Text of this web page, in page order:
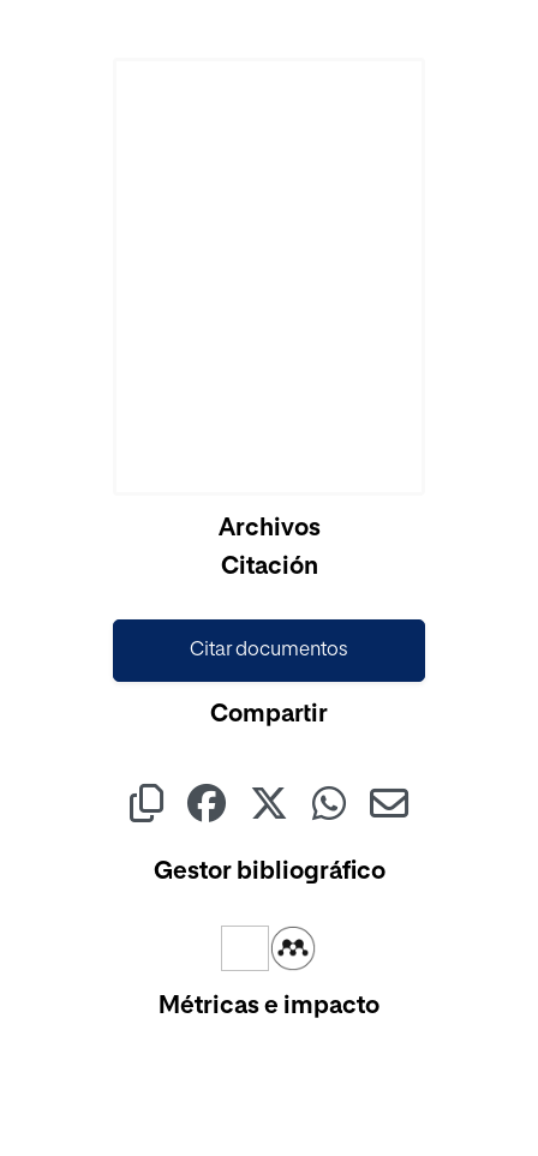
Archivos
Citación
Citar documentos
Compartir
Gestor bibliográfico
Métricas e impacto